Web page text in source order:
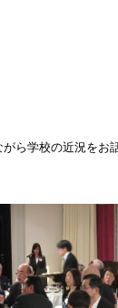
ら学校の近況をお